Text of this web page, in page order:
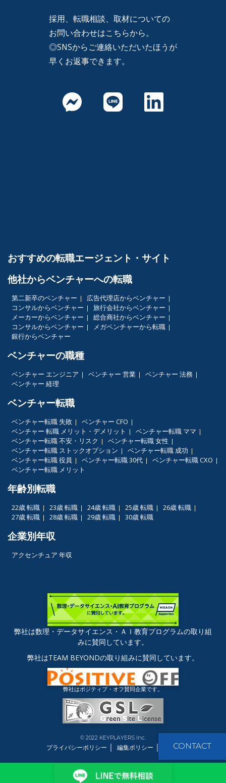
採用、転職相談、取材についての
お問い合わせはこちらから。
◎SNSからご連絡いただいたほうが
早くお返事できます。
CONTACT
おすすめの転職エージェント・サイト
他社からベンチャーへの転職
第二新卒のベンチャー
広告代理店からベンチャー
コンサルからベンチャー
旅行会社からベンチャー
メーカーからベンチャー
総合商社からベンチャー
コンサルからベンチャー
メガベンチャーから転職
銀行からベンチャー
ベンチャーの職種
ベンチャー エンジニア ベンチャー 営業
ベンチャー 法務
ベンチャー 経理
ベンチャー転職
ベンチャー転職 失敗
ベンチャー CFO
ベンチャー 転職 メリット・デメリット
ベンチャー転職 ママ
ベンチャー転職 不安・リスク
ベンチャー転職 女性
ベンチャー転職 ストックオプション
ベンチャー転職 成功
ベンチャー転職 役員
ベンチャー転職 30代
ベンチャー転職 CXO
ベンチャー転職 メリット
年齢別転職
22歳 転職 23歳 転職 24歳 転職 25歳 転職
26歳 転職
27歳 転職
28歳 転職 29歳 転職 30歳 転職
企業別年収
アクセンチュア 年収
弊社は数理・データサイエンス・ＡＩ教育プログラムの取り組
みに賛同しています。
弊社はTEAM BEYONDの取り組みに賛同しています。
弊社はポジティブ・オフ賛同企業です。
© 2022 KEYPLAYERS Inc.
プライバシーポリシー ｜ 編集ポリシー ｜ 運営者情報